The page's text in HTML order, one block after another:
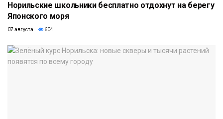
Норильские школьники бесплатно отдохнут на берегу
Японского моря
07 августа 604